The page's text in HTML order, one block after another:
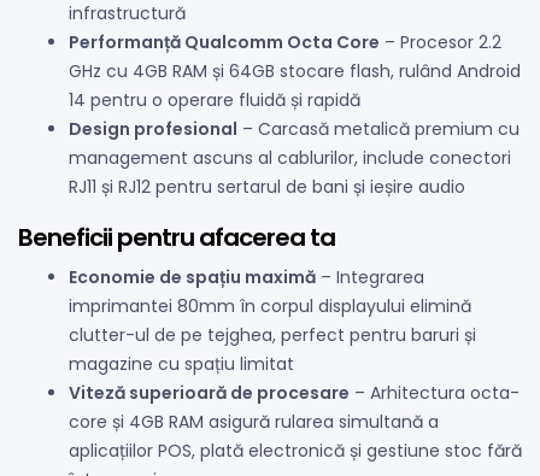
infrastructură
Performanță Qualcomm Octa Core – Procesor 2.2
GHz cu 4GB RAM și 64GB stocare flash, rulând Android
14 pentru o operare fluidă și rapidă
Design profesional – Carcasă metalică premium cu
management ascuns al cablurilor, include conectori
RJ11 și RJ12 pentru sertarul de bani și ieșire audio
Beneficii pentru afacerea ta
Economie de spațiu maximă – Integrarea
imprimantei 80mm în corpul displayului elimină
clutter-ul de pe tejghea, perfect pentru baruri și
magazine cu spațiu limitat
Viteză superioară de procesare – Arhitectura octa-
core și 4GB RAM asigură rularea simultană a
aplicațiilor POS, plată electronică și gestiune stoc fără